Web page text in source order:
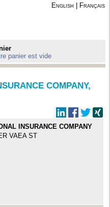
English Français
panier est vide
COMPANY,
INSURANCE COMPANY
VAEA ST